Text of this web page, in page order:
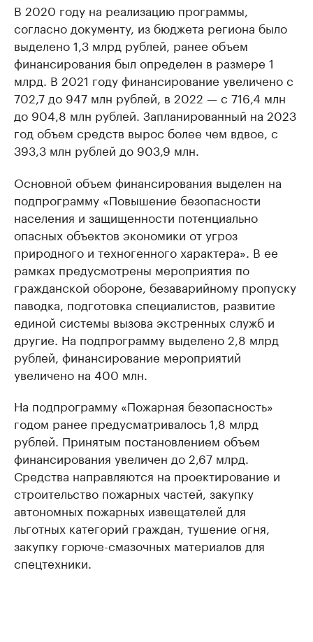
В 2020 году на реализацию программы,
согласно документу, из бюджета региона было
выделено 1,3 млрд рублей, ранее объем
финансирования был определен в размере 1
млрд. В 2021 году финансирование увеличено с
702,7 до 947 млн рублей, в 2022 — с 716,4 млн
до 904,8 млн рублей. Запланированный на 2023
год объем средств вырос более чем вдвое, с
393,3 млн рублей до 903,9 млн.
Основной объем финансирования выделен на
подпрограмму «Повышение безопасности
населения и защищенности потенциально
опасных объектов экономики от угроз
природного и техногенного характера». В ее
рамках предусмотрены мероприятия по
гражданской обороне, безаварийному пропуску
паводка, подготовка специалистов, развитие
единой системы вызова экстренных служб и
другие. На подпрограмму выделено 2,8 млрд
рублей, финансирование мероприятий
увеличено на 400 млн.
На подпрограмму «Пожарная безопасность»
годом ранее предусматривалось 1,8 млрд
рублей. Принятым постановлением объем
финансирования увеличен до 2,67 млрд.
Средства направляются на проектирование и
строительство пожарных частей, закупку
автономных пожарных извещателей для
льготных категорий граждан, тушение огня,
закупку горюче-смазочных материалов для
спецтехники.